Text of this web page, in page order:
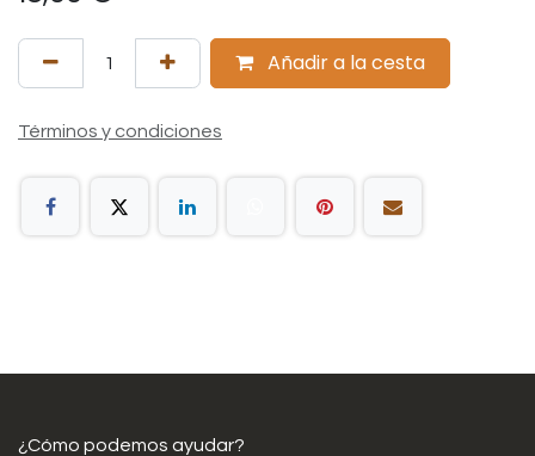
Añadir a la cesta
Términos y condiciones
¿Cómo podemos ayudar?